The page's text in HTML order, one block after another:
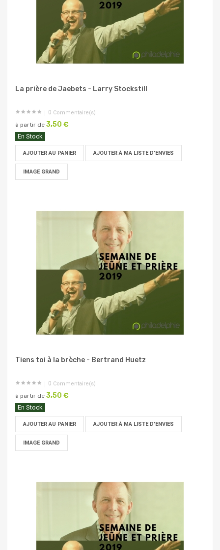
La prière de Jaebets - Larry Stockstill
0 Commentaire(s)
à partir de 3,50 €
En Stock
AJOUTER AU PANIER AJOUTER À MA LISTE D'ENVIES
IMAGE GRAND
Tiens toi à la brèche - Bertrand Huetz
0 Commentaire(s)
à partir de 3,50 €
En Stock
AJOUTER AU PANIER AJOUTER À MA LISTE D'ENVIES
IMAGE GRAND